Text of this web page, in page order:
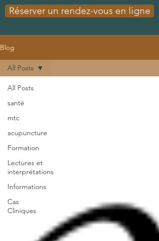
Réserver un rendez-vous en ligne
Blog
All Posts
santé
mtc
acupuncture
Formation
Lectures et
interprétations
Informations
Cas
Cliniques
All Posts